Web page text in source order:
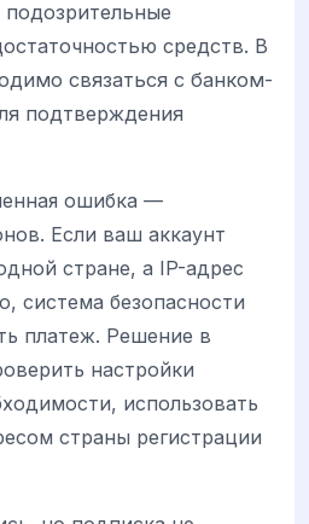
средств. В
связаться с банком-
подтверждения
ошибка —
Если ваш аккаунт
стране, а IP-адрес
система безопасности
платеж. Решение в
настройки
использовать
страны регистрации